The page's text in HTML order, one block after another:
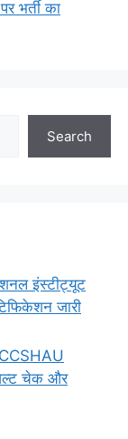
भर्ती का
Search
इंस्टीट्यूट
जारी
चेक और